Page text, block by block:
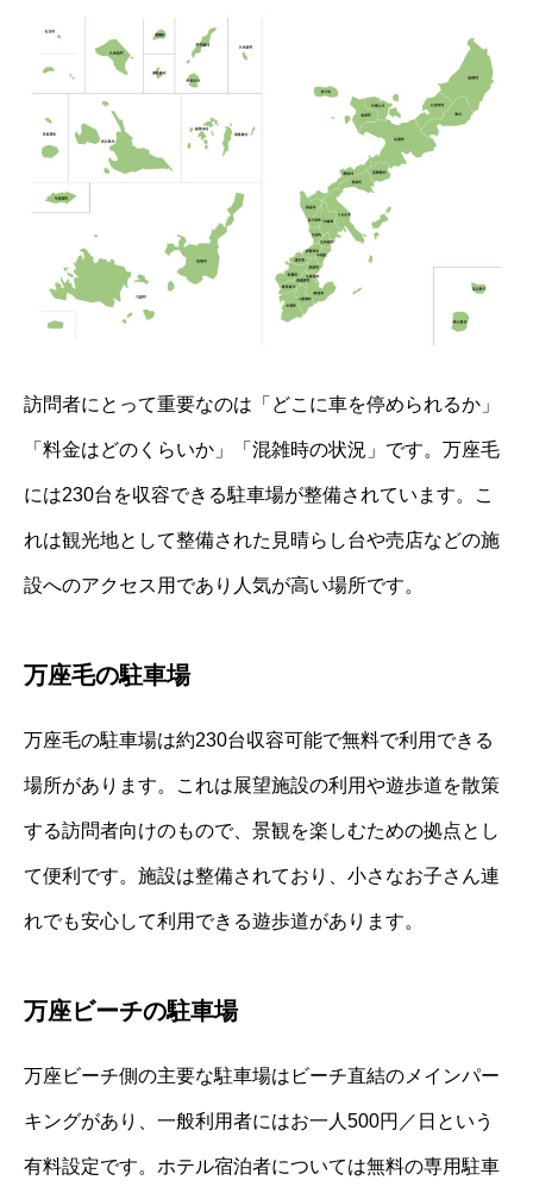
訪問者にとって重要なのは「どこに車を停められるか」
「料金はどのくらいか」「混雑時の状況」です。万座毛
には230台を収容できる駐車場が整備されています。こ
れは観光地として整備された見晴らし台や売店などの施
設へのアクセス用であり人気が高い場所です。
万座毛の駐車場
万座毛の駐車場は約230台収容可能で無料で利用できる
場所があります。これは展望施設の利用や遊歩道を散策
する訪問者向けのもので、景観を楽しむための拠点とし
て便利です。施設は整備されており、小さなお子さん連
れでも安心して利用できる遊歩道があります。
万座ビーチの駐車場
万座ビーチ側の主要な駐車場はビーチ直結のメインパー
キングがあり、一般利用者にはお一人500円／日という
有料設定です。ホテル宿泊者については無料の専用駐車